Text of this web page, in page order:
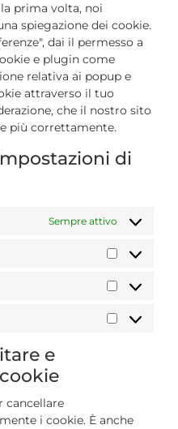
prima volta, noi
spiegazione dei cookie.
dai il permesso a
e plugin come
relativa ai popup e
attraverso il tuo
che il nostro sito
più correttamente.
di
Sempre attivo
e
cancellare
i cookie. È anche